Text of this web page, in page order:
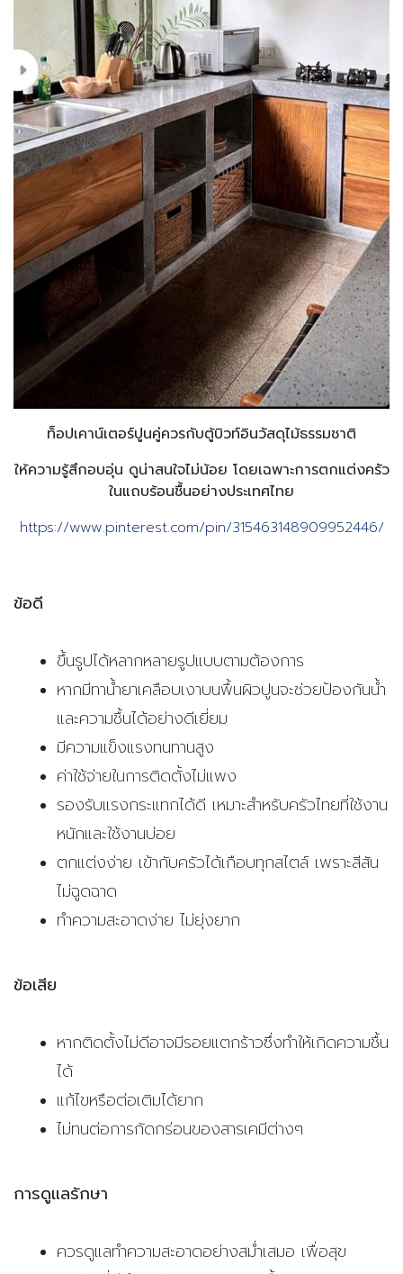
ท็อปเคาน์เตอร์ปูนคู่ควรกับตู้บิวท์อินวัสดุไม้ธรรมชาติ
ให้ความรู้สึกอบอุ่น ดูน่าสนใจไม่น้อย โดยเฉพาะการตกแต่งครัว
ในแถบร้อนชื้นอย่างประเทศไทย
https://www.pinterest.com/pin/315463148909952446/
ข้อดี
ขึ้นรูปได้หลากหลายรูปแบบตามต้องการ
หากมีทาน้ำยาเคลือบเงาบนพื้นผิวปูนจะช่วยป้องกันน้ำ
และความชื้นได้อย่างดีเยี่ยม
มีความแข็งแรงทนทานสูง
ค่าใช้จ่ายในการติดตั้งไม่แพง
รองรับแรงกระแทกได้ดี เหมาะสำหรับครัวไทยที่ใช้งาน
หนักและใช้งานบ่อย
ตกแต่งง่าย เข้ากับครัวได้เกือบทุกสไตล์ เพราะสีสัน
ไม่ฉูดฉาด
ทำความสะอาดง่าย ไม่ยุ่งยาก
ข้อเสีย
หากติดตั้งไม่ดีอาจมีรอยแตกร้าวซึ่งทำให้เกิดความชื้น
ได้
แก้ไขหรือต่อเติมได้ยาก
ไม่ทนต่อการกัดกร่อนของสารเคมีต่างๆ
การดูแลรักษา
ควรดูแลทำความสะอาดอย่างสม่ำเสมอ เพื่อสุข